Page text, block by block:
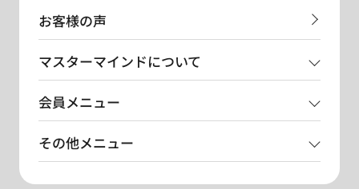
お客様の声
マスターマインドについて
会員メニュー
その他メニュー